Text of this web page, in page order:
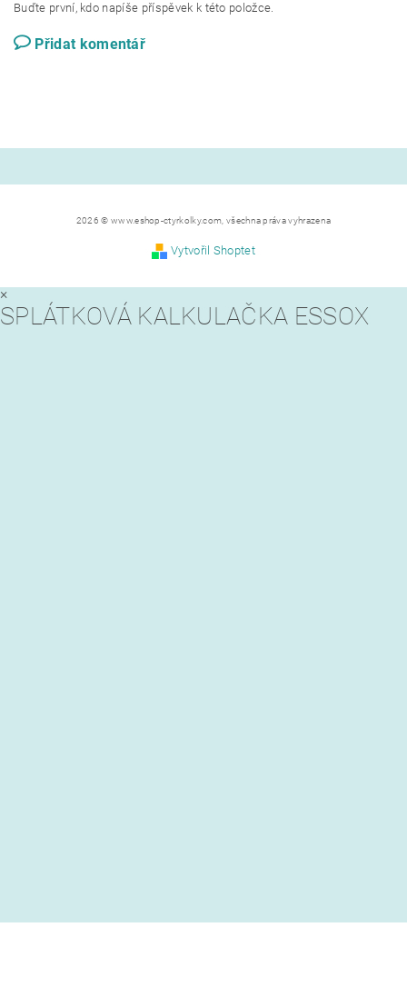
Buďte první, kdo napíše příspěvek k této položce.
Přidat komentář
2026 © www.eshop-ctyrkolky.com, všechna práva vyhrazena
Vytvořil Shoptet
×
SPLÁTKOVÁ KALKULAČKA ESSOX